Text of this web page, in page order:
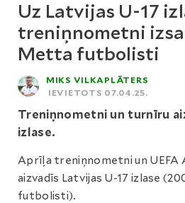
Uz Latvijas U-17
treniņnometni
Metta futbolisti
MIKS VILKAPLĀTERS
IEVIETOTS 07.04.25.
Treniņnometni un turnīru
izlase.
Aprīļa treniņnometni un
aizvadīs Latvijas U-17 izlase
futbolisti).